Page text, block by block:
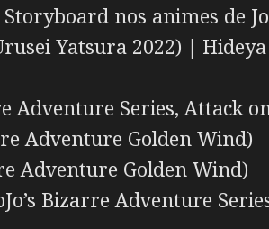
nos animes de
Yatsura 2022) |
Adventure Series, Attack
Adventure Golden Wind)
Adventure Golden Wind)
Bizarre Adventure